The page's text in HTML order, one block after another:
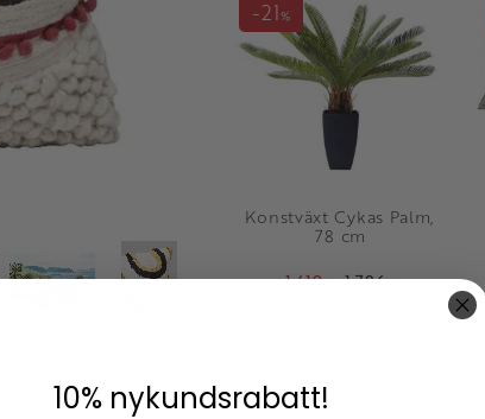
Konstväxt Cykas Palm,
78 cm
1 419
1 786
21%
Lägg till i favoriter
10% nykundsrabatt!